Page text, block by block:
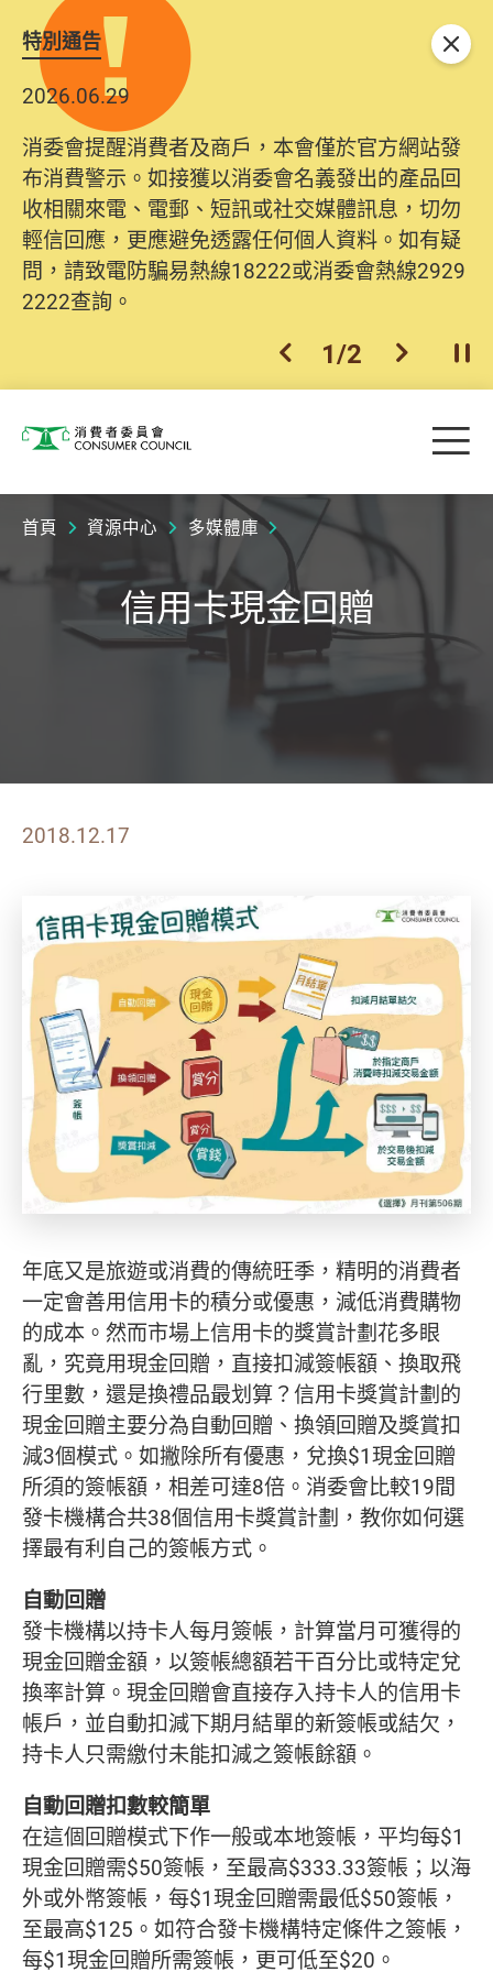
特別通告
2026.06.29
消委會提醒消費者及商戶，本會僅於官方網站發
布消費警示。如接獲以消委會名義發出的產品回
收相關來電、電郵、短訊或社交媒體訊息，切勿
輕信回應，更應避免透露任何個人資料。如有疑
問，請致電防騙易熱線18222或消委會熱線2929
2222查詢。
上一個
1/2 下一個開
關閉
消費者委員會 目
首頁 資源中心 多媒體庫
信用卡現金回贈
2018.12.17
年底又是旅遊或消費的傳統旺季，精明的消費者
一定會善用信用卡的積分或優惠，減低消費購物
的成本。然而市場上信用卡的獎賞計劃花多眼
亂，究竟用現金回贈，直接扣減簽帳額、換取飛
行里數，還是換禮品最划算？信用卡獎賞計劃的
現金回贈主要分為自動回贈、換領回贈及獎賞扣
減3個模式。如撇除所有優惠，兌換$1現金回贈
所須的簽帳額，相差可達8倍。消委會比較19間
發卡機構合共38個信用卡獎賞計劃，教你如何選
擇最有利自己的簽帳方式。
自動回贈
發卡機構以持卡人每月簽帳，計算當月可獲得的
現金回贈金額，以簽帳總額若干百分比或特定兌
換率計算。現金回贈會直接存入持卡人的信用卡
帳戶，並自動扣減下期月結單的新簽帳或結欠，
持卡人只需繳付未能扣減之簽帳餘額。
自動回贈扣數較簡單
在這個回贈模式下作一般或本地簽帳，平均每$1
現金回贈需$50簽帳，至最高$333.33簽帳；以海
外或外幣簽帳，每$1現金回贈需最低$50簽帳，
至最高$125。如符合發卡機構特定條件之簽帳，
每$1現金回贈所需簽帳，更可低至$20。